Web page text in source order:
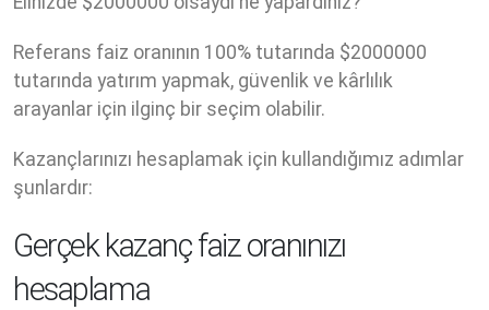
Referans faiz oranının 100% tutarında $2000000
tutarında yatırım yapmak, güvenlik ve kârlılık
arayanlar için ilginç bir seçim olabilir.
Kazançlarınızı hesaplamak için kullandığımız adımlar
şunlardır:
Gerçek kazanç faiz oranınızı
hesaplama